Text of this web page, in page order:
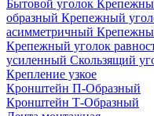
Бытовой уголок
образный Крепежный
асимметричный
Крепежный уголок
усиленный Скользящий
Крепление узкое
Кронштейн П-Образный
Кронштейн Т-Образный